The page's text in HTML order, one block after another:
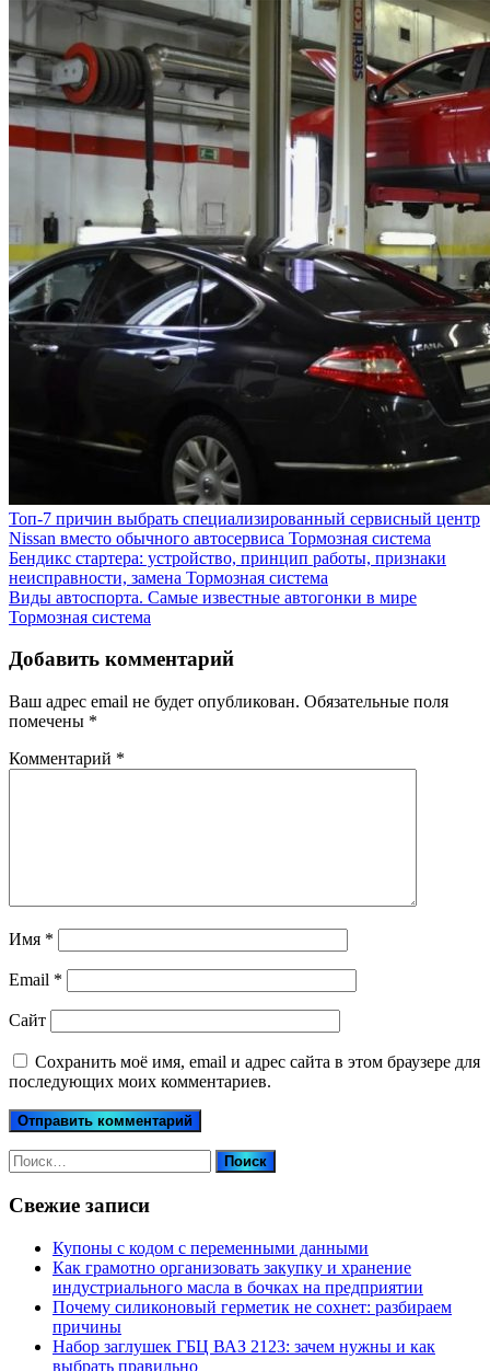
Топ‑7 причин выбрать специализированный сервисный центр
Nissan вместо обычного автосервиса Тормозная система
Бендикс стартера: устройство, принцип работы, признаки
неисправности, замена Тормозная система
Виды автоспорта. Самые известные автогонки в мире
Тормозная система
Добавить комментарий
Ваш адрес email не будет опубликован. Обязательные поля
помечены *
Комментарий *
Имя *
Email *
Сайт
Сохранить моё имя, email и адрес сайта в этом браузере для
последующих моих комментариев.
Найти:
Свежие записи
Купоны c кодом с переменными данными
Как грамотно организовать закупку и хранение
индустриального масла в бочках на предприятии
Почему силиконовый герметик не сохнет: разбираем
причины
Набор заглушек ГБЦ ВАЗ 2123: зачем нужны и как
выбрать правильно